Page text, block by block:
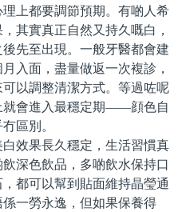
上都要調節預期。有啲人希
其實真正自然又持久嘅白，
先至出現。一般牙醫都會建
入面，盡量做返一次複診，
以調整清潔方式。等過咗呢
就會進入最穩定期——顔色自
區別。
效果長久穩定，生活習慣真
深色飲品，多啲飲水保持口
都可以幫到貼面維持晶瑩通
一勞永逸，但如果保養得